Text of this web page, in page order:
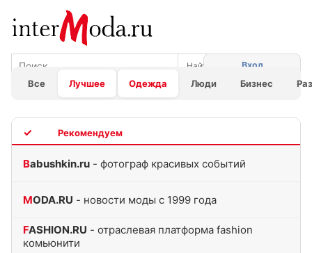
Все Лучшее Одежда Люди Бизнес
Вход
Babushkin.ru - фотограф красивых событий
MODA.RU - новости моды с 1999 года
FASHION.RU - отраслевая платформа fashion
комьюнити